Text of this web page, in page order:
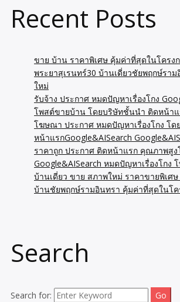
Recent Posts
ขาย บ้าน ราคาพิเศษ คุ้มค่าที่สุดในโครง
พระยาสุเรนทร์30 บ้านเดี่ยวชัยพฤกษ์รา
ใหม่
รับจ้าง ประกาศ หมดปัญหาเรื่องโกง
โพสต์ขายบ้าน โดยบริษัทชั้นนำ ติดหน้า
โฆษณา ประกาศ หมดปัญหาเรื่องโกง โ
หน้าแรกGoogle&AISearch
ราคาถูก ประกาศ ติดหน้าแรก คุณภาพสู
Google&AISearch หมดปัญหาเรื่องโกง
บ้านเดี่ยว ขาย สภาพใหม่ ราคาขายพิเศ
บ้านชัยพฤกษ์รามอินทรา คุ้มค่าที่สุดในโค
Search
Search for: